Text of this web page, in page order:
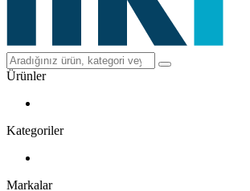
Ürünler
Kategoriler
Markalar